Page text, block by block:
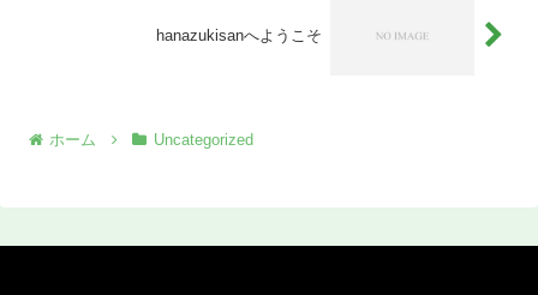
hanazukisanへようこそ
ホーム Uncategorized